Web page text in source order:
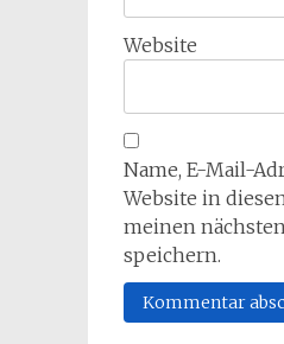
Website
Name, E-Mail-
Website in
meinen
speichern.